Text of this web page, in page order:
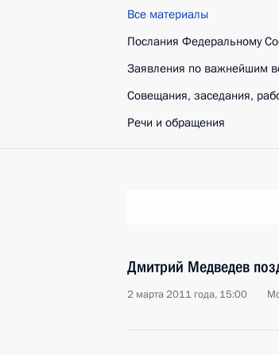
Все материалы
Послания Федеральному
Заявления по важнейшим
Совещания, заседания,
Речи и обращения
Дмитрий Медведев
2 марта 2011 года, 15:00